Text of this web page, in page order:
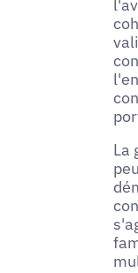
La